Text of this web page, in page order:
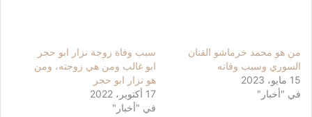
من هو محمد خرماشو الفنان
السوري وسبب وفاته
15 مايو، 2023
في "أخبار"
سبب وفاة زوجة نزار ابو حجر
ابو غالب ومن هي زوجته، ومن
هو نزار ابو حجر
17 أكتوبر، 2022
في "أخبار"